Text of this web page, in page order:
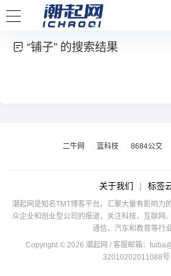
“铺子” 的搜索结果
二牛网 蓝科技 8684公交
关于我们 | 标签
潮起网是知名TMT博客平台，汇聚大量有影响力
众企业和创业型公司的报道，关注科技、互联网
通信、汽车和教育等行业
Copyright © 2026 潮起网 / 客服邮箱：
32010202011088号